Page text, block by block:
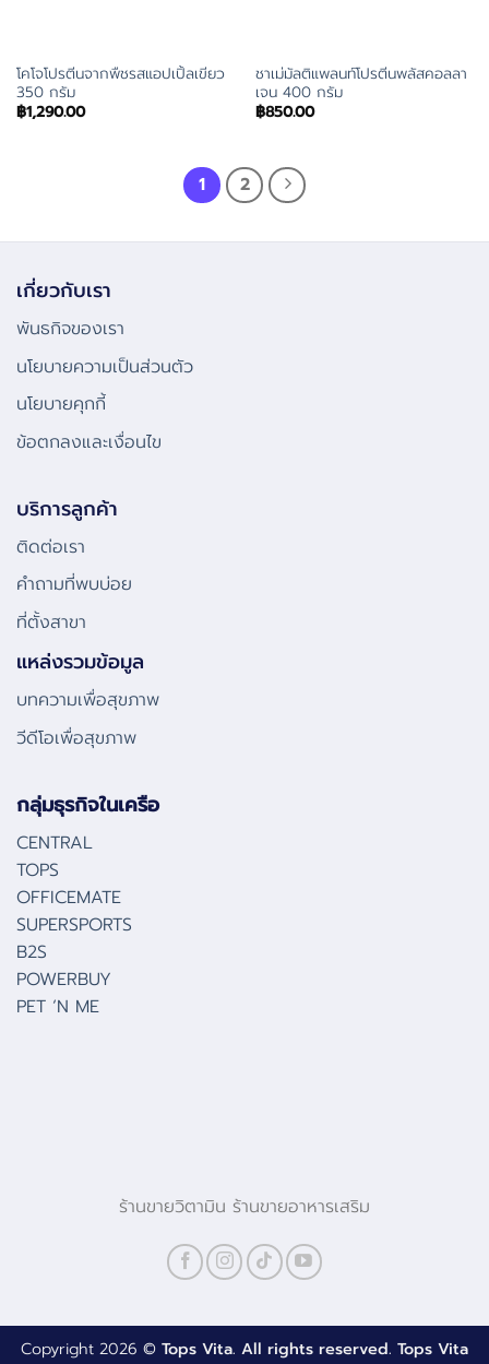
โคโจโปรตีนจากพืชรสแอปเปิ้ลเขียว
350 กรัม
฿1,290.00
ชาเม่มัลติแพลนท์โปรตีนพลัสคอลลา
เจน 400 กรัม
฿850.00
1 2
เกี่ยวกับเรา
พันธกิจของเรา
นโยบายความเป็นส่วนตัว
นโยบายคุกกี้
ข้อตกลงและเงื่อนไข
บริการลูกค้า
ติดต่อเรา
คําถามที่พบบ่อย
ที่ตั้งสาขา
แหล่งรวมข้อมูล
บทความเพื่อสุขภาพ
วีดีโอเพื่อสุขภาพ
กลุ่มธุรกิจในเครือ
CENTRAL
TOPS
OFFICEMATE
SUPERSPORTS
B2S
POWERBUY
PET ‘N ME
ร้านขายวิตามิน ร้านขายอาหารเสริม
Copyright 2026 © Tops Vita. All rights reserved. Tops Vita